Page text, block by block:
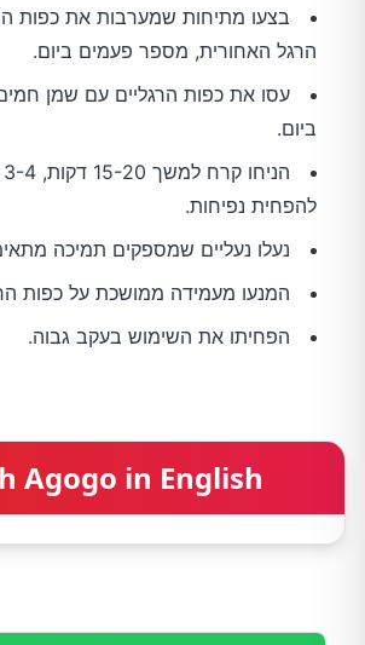
בצעו מתיחות שמערבות את כפות
הרגל האחורית, מספר פעמים ביום.
עסו את כפות הרגליים עם שמן
ביום.
להפחית נפיחות.
נעלו נעליים שמספקים תמיכה
המנעו מעמידה ממושכת על כפות
הפחיתו את השימוש בעקב גבוה.
Agogo in English